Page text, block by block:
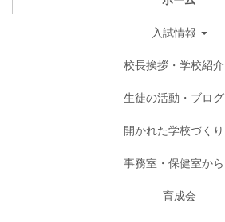
入試情報
校長挨拶・学校紹介
生徒の活動・ブログ
開かれた学校づくり
事務室・保健室から
育成会